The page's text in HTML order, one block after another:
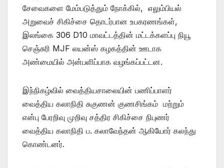
சேவைகளை மேம்படுத்தும் நோக்கில், எலும்பியல்
அறுவைச் சிகிச்சை தொடர்பான உபகரணங்கள்,
இலங்கை 306 D10 மாவட்டத்தின் மட்டக்களப்பு நியூ
செஞ்சுரி MJF லயன்ஸ் கழகத்தின் ஊடாக
அண்மையில் அன்பளிப்பாக வழங்கப்பட்டன.
இந்நிகழ்வில் வைத்தியசாலையின் பணிப்பாளர்
வைத்திய கலாநிதி சுகுணன் குணசிங்கம் மற்றும்
என்பு பேரறிவு முறிவு சத்திர சிகிச்சை நிபுணர்
வைத்திய கலாநிதி ப. கலாவேந்தன் ஆகியோர் கலந்து
கொண்டனர்.